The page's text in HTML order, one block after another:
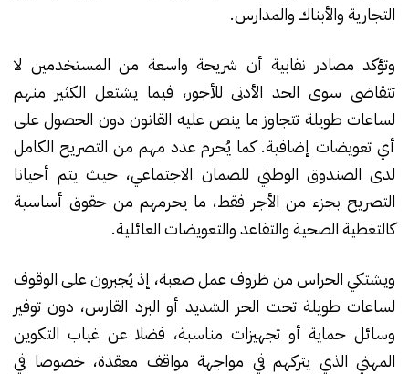
التجارية والأبناك والمدارس.
وتؤكد مصادر نقابية أن شريحة واسعة من المستخدمين لا
تتقاضى سوى الحد الأدنى للأجور، فيما يشتغل الكثير منهم
لساعات طويلة تتجاوز ما ينص عليه القانون دون الحصول على
أي تعويضات إضافية. كما يُحرم عدد مهم من التصريح الكامل
لدى الصندوق الوطني للضمان الاجتماعي، حيث يتم أحيانا
التصريح بجزء من الأجر فقط، ما يحرمهم من حقوق أساسية
كالتغطية الصحية والتقاعد والتعويضات العائلية.
ويشتكي الحراس من ظروف عمل صعبة، إذ يُجبرون على الوقوف
لساعات طويلة تحت الحر الشديد أو البرد القارس، دون توفير
وسائل حماية أو تجهيزات مناسبة، فضلا عن غياب التكوين
المهني الذي يتركهم في مواجهة مواقف معقدة، خصوصا في